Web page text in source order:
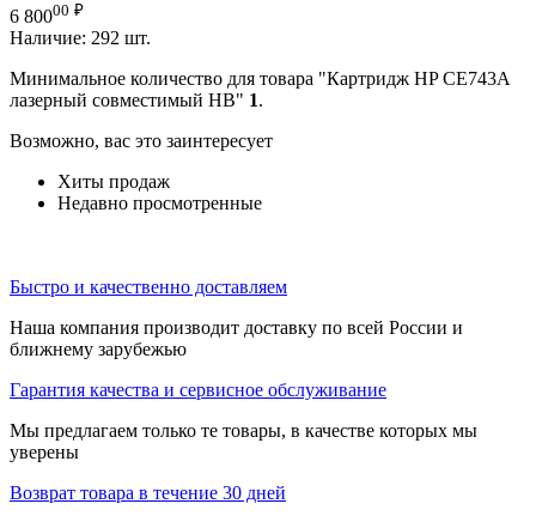
6 80000 ₽
Наличие: 292 шт.
Минимальное количество для товара "Картридж HP CE743A
лазерный совместимый HB" 1.
Возможно, вас это заинтересует
Хиты продаж
Недавно просмотренные
Быстро и качественно доставляем
Наша компания производит доставку по всей России и
ближнему зарубежью
Гарантия качества и сервисное обслуживание
Мы предлагаем только те товары, в качестве которых мы
уверены
Возврат товара в течение 30 дней